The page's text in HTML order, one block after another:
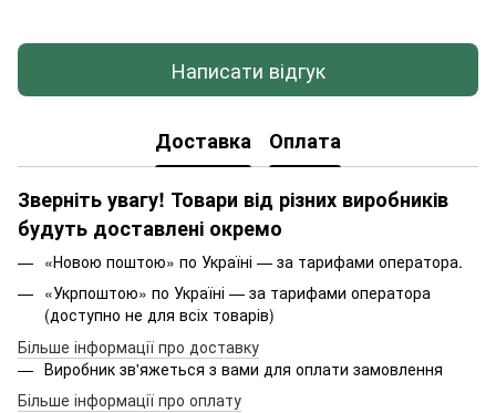
Написати відгук
Доставка Оплата
Зверніть увагу! Товари від різних виробників
будуть доставлені окремо
«Новою поштою» по Україні — за тарифами оператора.
«Укрпоштою» по Україні — за тарифами оператора
(доступно не для всіх товарів)
Більше інформації про доставку
Виробник зв'яжеться з вами для оплати замовлення
Більше інформації про оплату